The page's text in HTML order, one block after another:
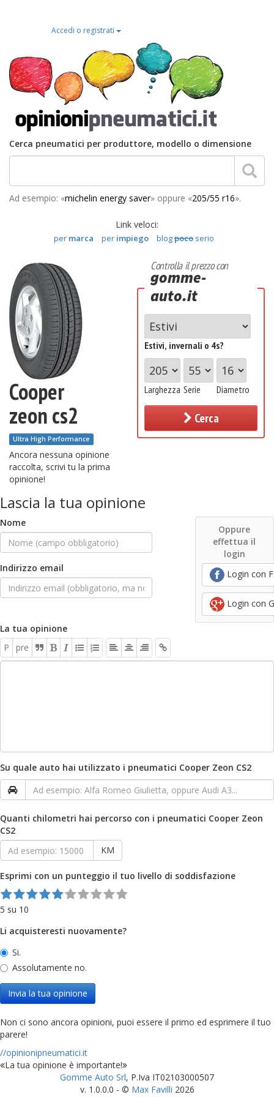
Accedi o registrati
Cerca pneumatici per produttore, modello o dimensione
Ad esempio: «michelin energy saver» oppure «205/55 r16».
Link veloci:
per marca per impiego blogpoco serio
Cooper
zeon cs2
Ultra High Performance
Ancora nessuna opinione
raccolta, scrivi tu la prima
opinione!
Controlla il prezzo con
gomme-
auto.it
Estivi, invernali o 4s?
Larghezza Serie Diametro
Cerca
Lascia la tua opinione
Nome
Indirizzo email
Oppure
effettua il
login
Login con
Login con
La tua opinione
P
pre
Su quale auto hai utilizzato i pneumatici Cooper Zeon CS2
Quanti chilometri hai percorso con i pneumatici Cooper Zeon
CS2
KM
Esprimi con un punteggio il tuo livello di soddisfazione
5 su 10
Li acquisteresti nuovamente?
Si.
Assolutamente no.
Invia la tua opinione
Non ci sono ancora opinioni, puoi essere il primo ed esprimere il tuo
parere!
//opinionipneumatici.it
La tua opinione è importante!
Gomme Auto Srl, P.Iva IT02103000507
v. 1.0.0.0 - © Max Favilli 2026